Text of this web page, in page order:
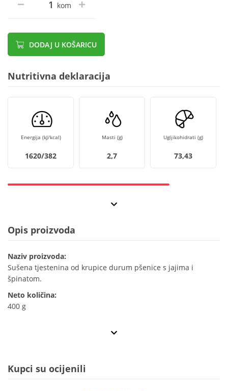
kom
DODAJ U KOŠARICU
Nutritivna deklaracija
Energija (kJ/kcal)
1620/382
Masti (g)
2,7
Ugljikohidrati (g)
73,43
Opis proizvoda
Naziv proizvoda:
Sušena tjestenina od krupice durum pšenice s jajima i
špinatom.
Neto količina:
400 g
Kupci su ocijenili